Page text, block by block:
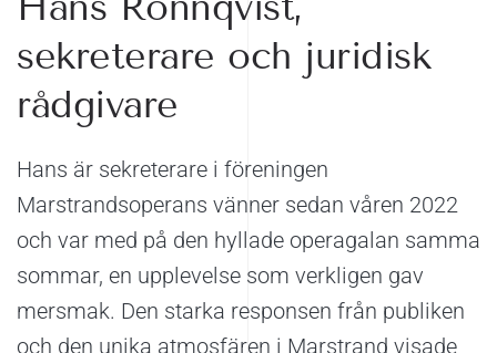
sekreterare och juridisk
rådgivare
Hans är sekreterare i föreningen
Marstrandsoperans vänner sedan våren 2022
och var med på den hyllade operagalan samma
sommar, en upplevelse som verkligen gav
mersmak. Den starka responsen från publiken
och den unika atmosfären i Marstrand visade